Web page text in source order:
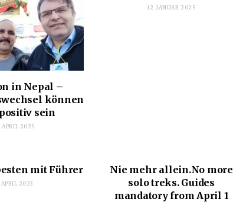
in Nepal –
können
sein
APRIL 2025
12. JANUAR 2025
mit Führer
APRIL 2023
Nie mehr allein.No more
solo treks. Guides
mandatory from April 1